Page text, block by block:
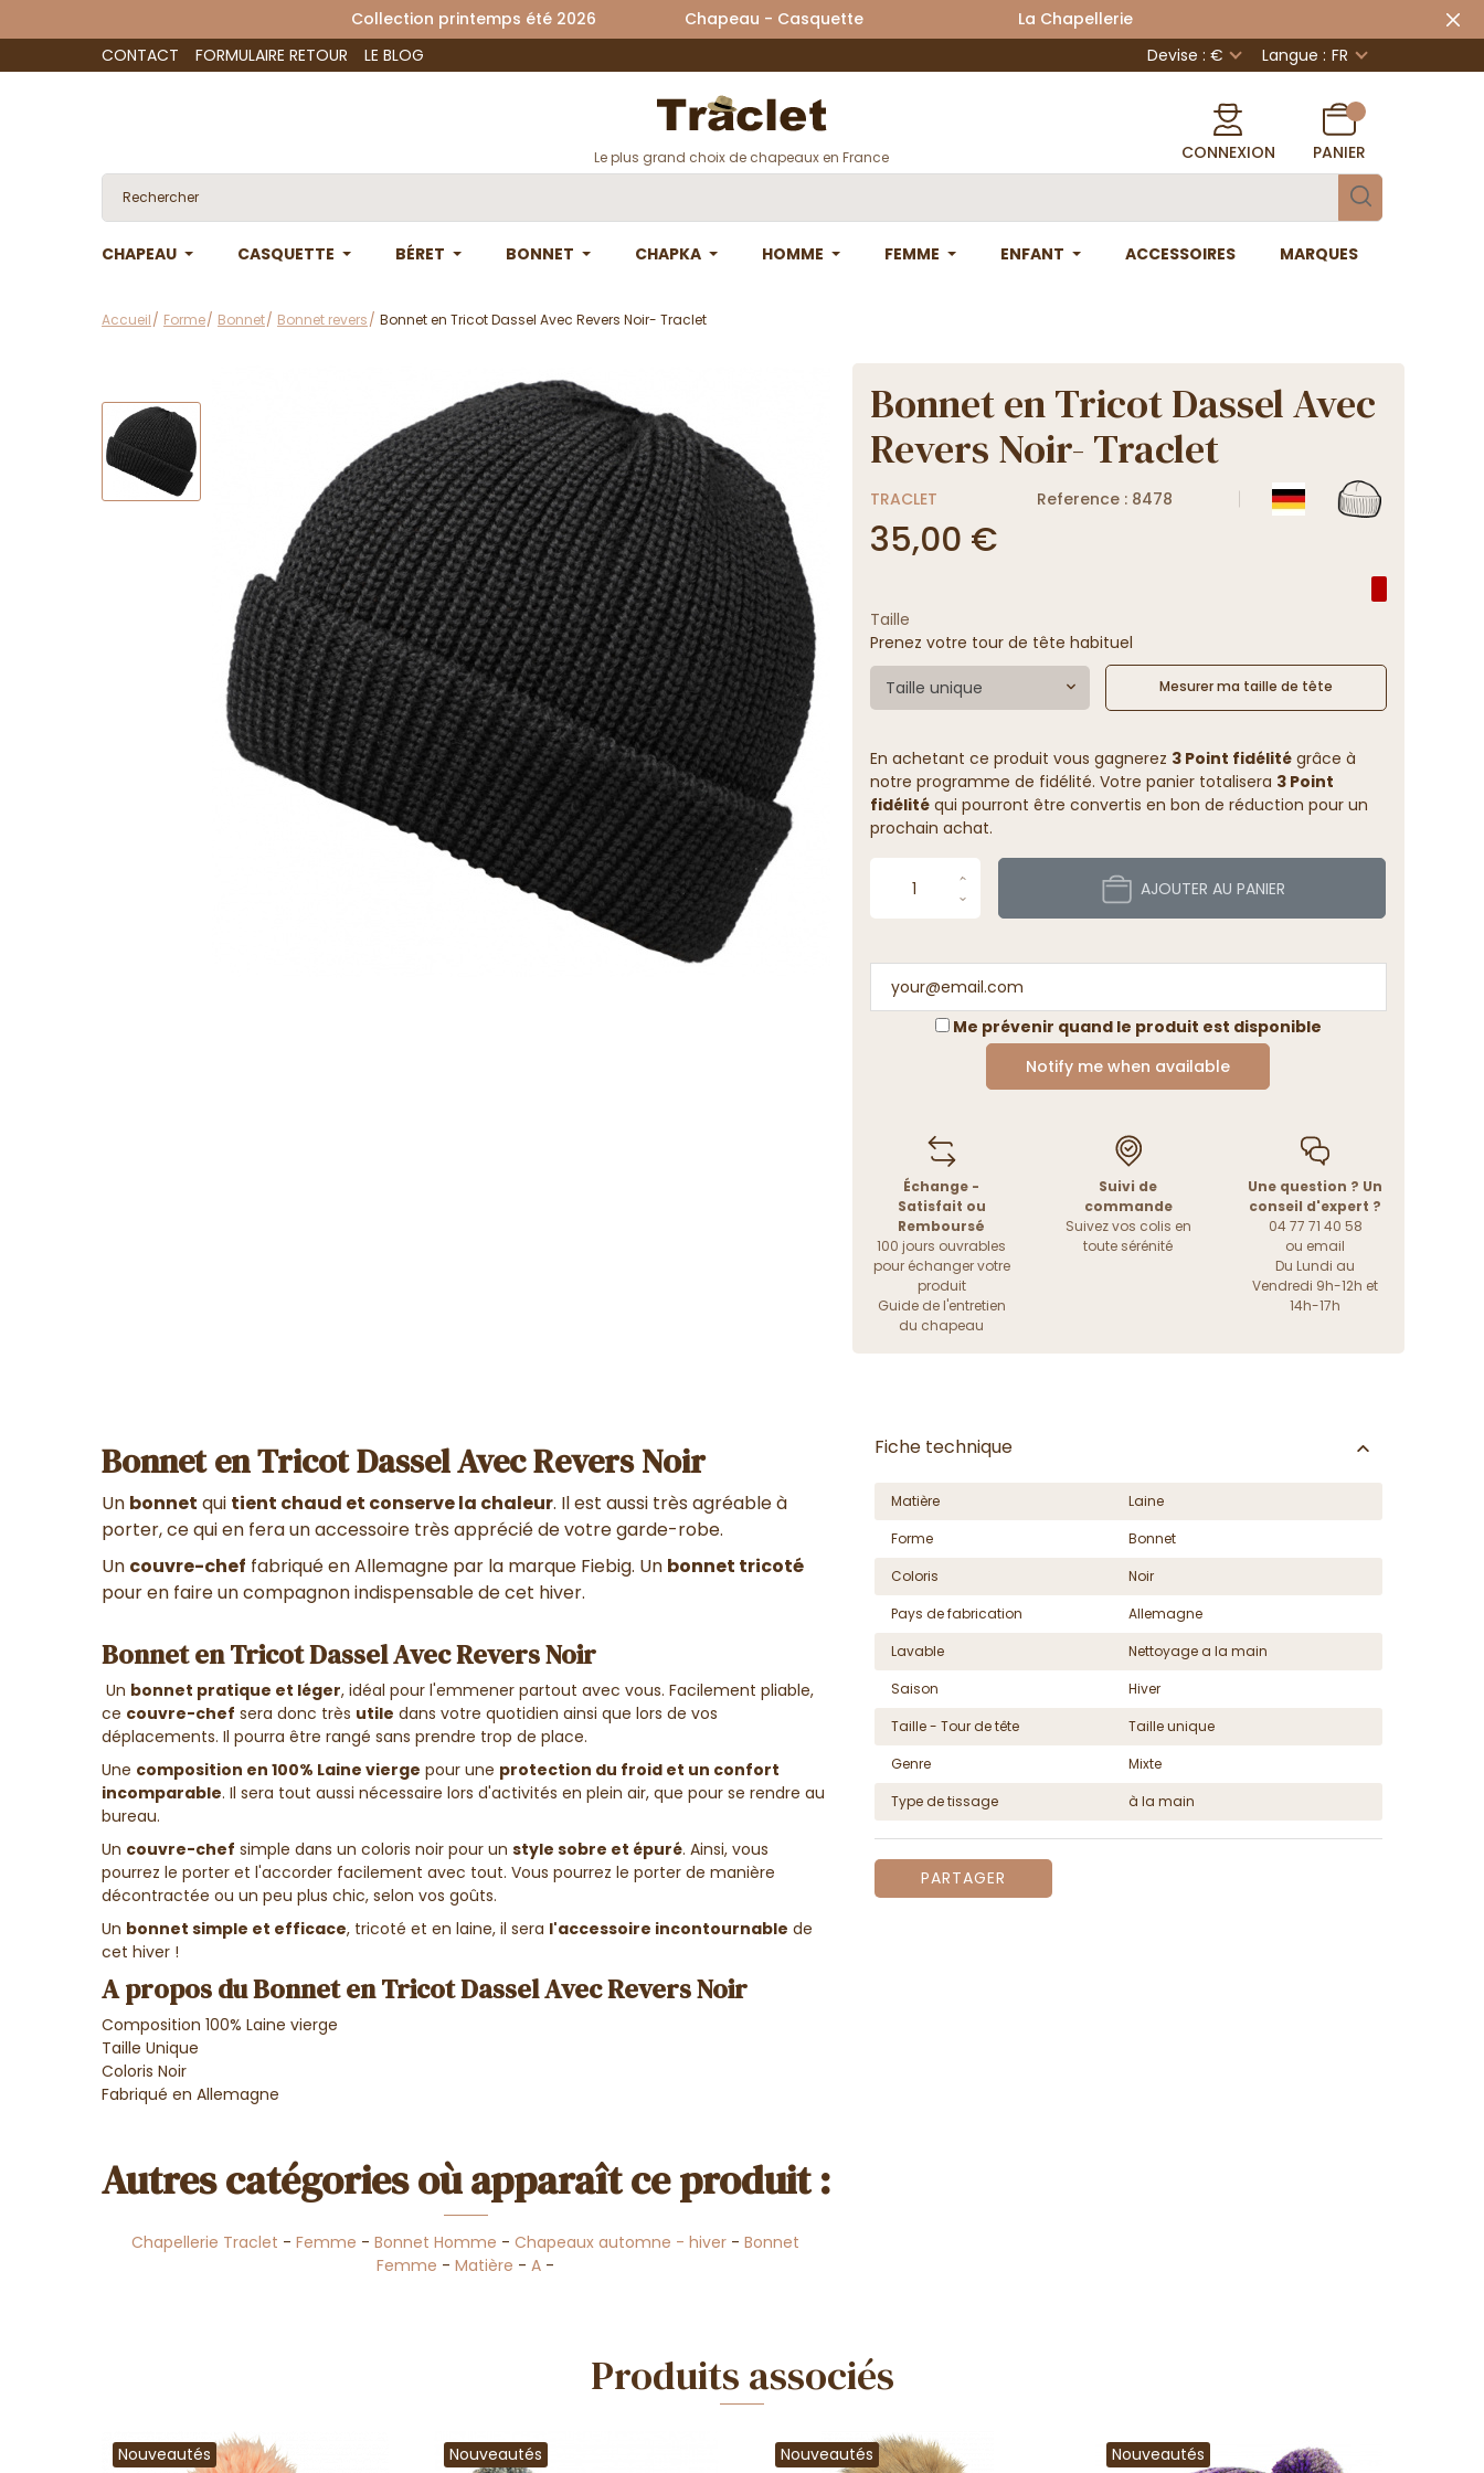
Collection printemps été 2026 Chapeau - Casquette La Chapellerie
CONTACT
FORMULAIRE RETOUR LE BLOG Devise : € Langue : FR
Le plus grand choix de chapeaux en France CONNEXION PANIER
CHAPEAU CASQUETTE BÉRET BONNET CHAPKA HOMME FEMME ENFANT ACCESSOIRES MARQUES
Accueil Forme Bonnet Bonnet revers Bonnet en Tricot Dassel Avec Revers Noir- Traclet
Bonnet en Tricot Dassel Avec
Revers Noir- Traclet
TRACLET Reference : 8478
35,00 €
Taille
Prenez votre tour de tête habituel
Taille unique Mesurer ma taille de tête
En achetant ce produit vous gagnerez 3 Point fidélitégrâce à
notre programme de fidélité. Votre panier totalisera 3 Point
fidélitéqui pourront être convertis en bon de réduction pour un
prochain achat.
AJOUTER AU PANIER
Me prévenir quand le produit est disponible
Notify me when available
Échange -
Satisfait ou
Remboursé
100 jours ouvrables
pour échanger votre
produit
Guide de l'entretien
du chapeau
Suivi de
commande
Suivez vos colis en
toute sérénité
Une question ? Un
conseil d'expert ?
04 77 71 40 58
ou email
Du Lundi au
Vendredi 9h-12h et
14h-17h
Bonnet en Tricot Dassel Avec Revers Noir
Un bonnet qui tient chaud et conserve la chaleur. Il est aussi très agréable à
porter, ce qui en fera un accessoire très apprécié de votre garde-robe.
Un couvre-chef fabriqué en Allemagne par la marque Fiebig. Un bonnet tricoté
pour en faire un compagnon indispensable de cet hiver.
Bonnet en Tricot Dassel Avec Revers Noir
Un bonnet pratique et léger, idéal pour l'emmener partout avec vous. Facilement pliable,
ce couvre-chef sera donc très utile dans votre quotidien ainsi que lors de vos
déplacements. Il pourra être rangé sans prendre trop de place.
Une composition en 100% Laine vierge pour une protection du froid et un confort
incomparable. Il sera tout aussi nécessaire lors d'activités en plein air, que pour se rendre au
bureau.
Un couvre-chef simple dans un coloris noir pour un style sobre et épuré. Ainsi, vous
pourrez le porter et l'accorder facilement avec tout. Vous pourrez le porter de manière
décontractée ou un peu plus chic, selon vos goûts.
Un bonnet simple et efficace, tricoté et en laine, il sera l'accessoire incontournable de
cet hiver !
A propos du Bonnet en Tricot Dassel Avec Revers Noir
Composition 100% Laine vierge
Taille Unique
Coloris Noir
Fabriqué en Allemagne
Autres catégories où apparaît ce produit :
Chapellerie Traclet -Femme -Bonnet Homme -Chapeaux automne - hiver -Bonnet
Femme -Matière -A -
Fiche technique
Matière
Laine
Forme
Bonnet
Coloris
Noir
Pays de fabrication
Allemagne
Lavable
Nettoyage a la main
Saison
Hiver
Taille - Tour de tête
Taille unique
Genre
Mixte
Type de tissage
à la main
PARTAGER
Produits associés
Nouveautés Nouveautés Nouveautés Nouveautés